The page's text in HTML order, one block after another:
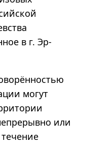
в г. Эр-
могут
или